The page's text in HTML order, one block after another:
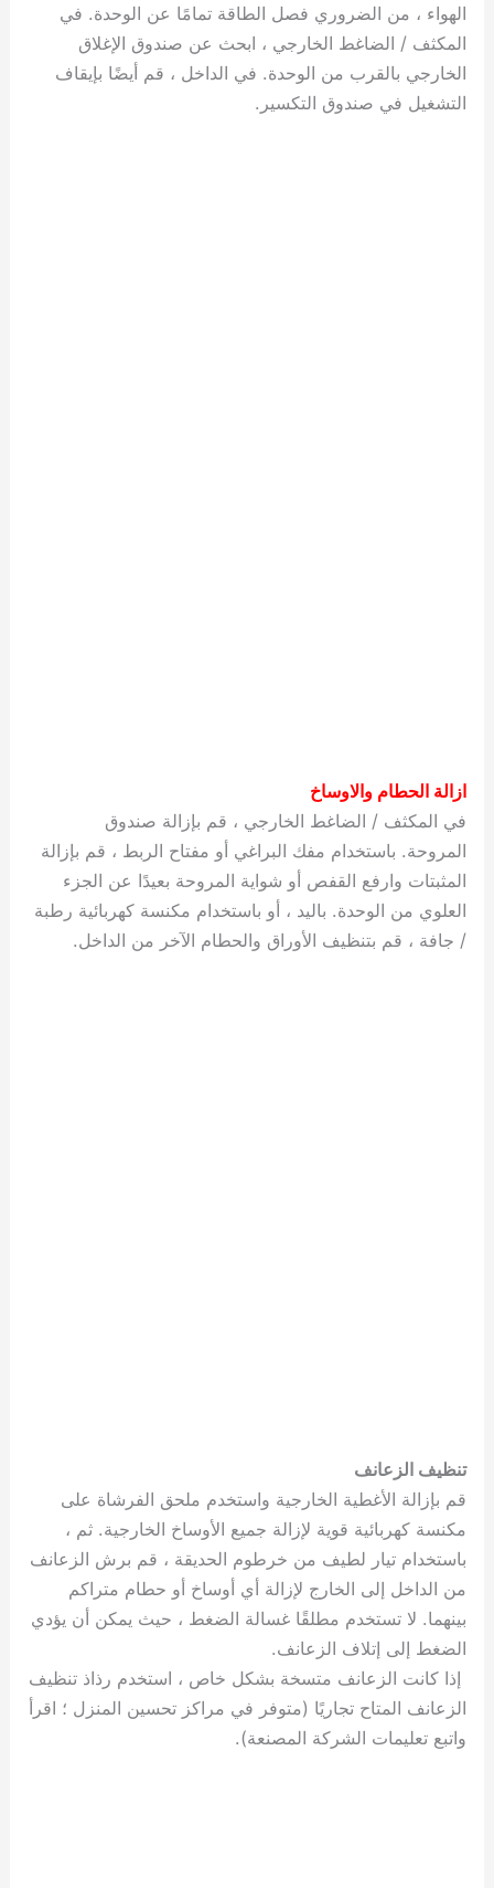
الهواء ، من الضروري فصل الطاقة تمامًا عن الوحدة. في
المكثف / الضاغط الخارجي ، ابحث عن صندوق الإغلاق
الخارجي بالقرب من الوحدة. في الداخل ، قم أيضًا بإيقاف
التشغيل في صندوق التكسير.
ازالة الحطام والاوساخ
في المكثف / الضاغط الخارجي ، قم بإزالة صندوق
المروحة. باستخدام مفك البراغي أو مفتاح الربط ، قم بإزالة
المثبتات وارفع القفص أو شواية المروحة بعيدًا عن الجزء
العلوي من الوحدة. باليد ، أو باستخدام مكنسة كهربائية رطبة
/ جافة ، قم بتنظيف الأوراق والحطام الآخر من الداخل.
تنظيف الزعانف
قم بإزالة الأغطية الخارجية واستخدم ملحق الفرشاة على
مكنسة كهربائية قوية لإزالة جميع الأوساخ الخارجية. ثم ،
باستخدام تيار لطيف من خرطوم الحديقة ، قم برش الزعانف
من الداخل إلى الخارج لإزالة أي أوساخ أو حطام متراكم
بينهما. لا تستخدم مطلقًا غسالة الضغط ، حيث يمكن أن يؤدي
الضغط إلى إتلاف الزعانف.
إذا كانت الزعانف متسخة بشكل خاص ، استخدم رذاذ تنظيف
الزعانف المتاح تجاريًا (متوفر في مراكز تحسين المنزل ؛ اقرأ
واتبع تعليمات الشركة المصنعة).